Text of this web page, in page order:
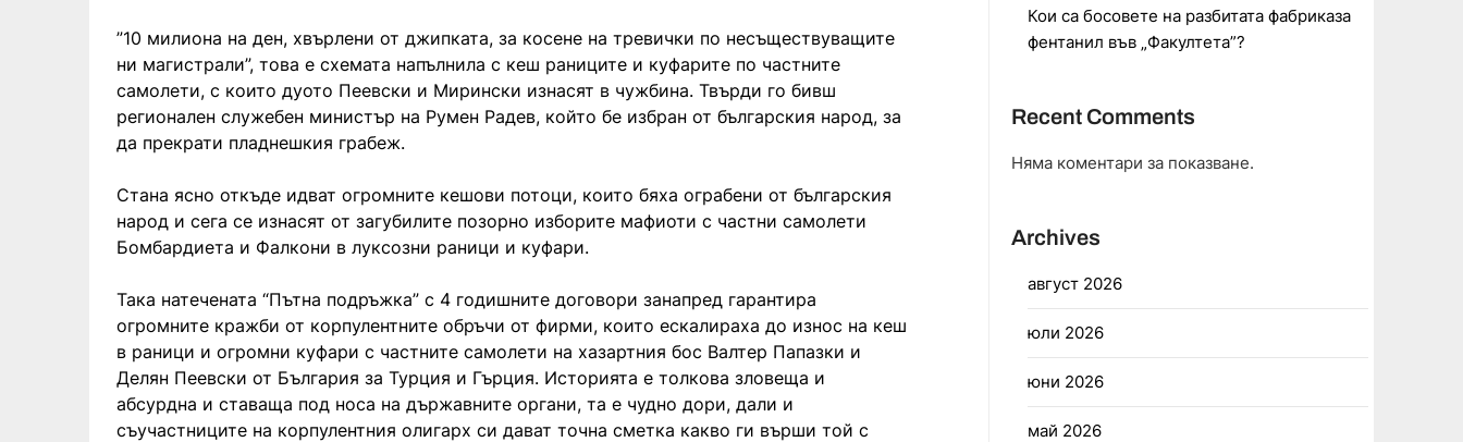
”10 милиона на ден, хвърлени от джипката, за косене на тревички по несъществуващите
ни магистрали”, това е схемата напълнила с кеш раниците и куфарите по частните
самолети, с които дуото Пеевски и Мирински изнасят в чужбина. Твърди го бивш
регионален служебен министър на Румен Радев, който бе избран от българския народ, за
да прекрати пладнешкия грабеж.
Стана ясно откъде идват огромните кешови потоци, които бяха ограбени от българския
народ и сега се изнасят от загубилите позорно изборите мафиоти с частни самолети
Бомбардиета и Фалкони в луксозни раници и куфари.
Така натечената “Пътна подръжка” с 4 годишните договори занапред гарантира
огромните кражби от корпулентните обръчи от фирми, които ескалираха до износ на кеш
в раници и огромни куфари с частните самолети на хазартния бос Валтер Папазки и
Делян Пеевски от България за Турция и Гърция. Историята е толкова зловеща и
абсурдна и ставаща под носа на държавните органи, та е чудно дори, дали и
съучастниците на корпулентния олигарх си дават точна сметка какво ги върши той с
Кои са босовете на разбитата фабриказа
фентанил във „Факултета”?
Recent Comments
Няма коментари за показване.
Archives
август 2026
юли 2026
юни 2026
май 2026